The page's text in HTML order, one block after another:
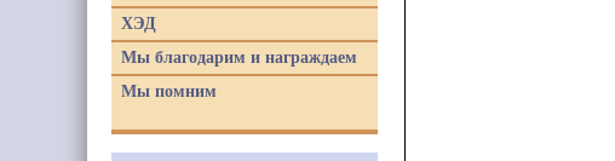
ХЭД
Мы благодарим и награждаем
Мы помним